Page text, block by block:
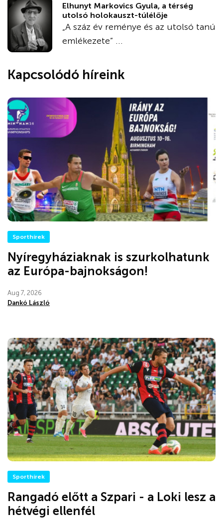
Elhunyt Markovics Gyula, a térség
utolsó holokauszt-túlélője
„A száz év reménye és az utolsó tanú
emlékezete” ...
Kapcsolódó híreink
Sporthírek
Nyíregyháziaknak is szurkolhatunk
az Európa-bajnokságon!
Aug 7, 2026
Dankó László
Sporthírek
Rangadó előtt a Szpari - a Loki lesz a
hétvégi ellenfél